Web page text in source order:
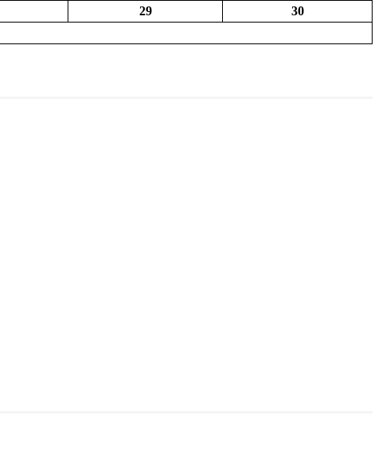
29
30